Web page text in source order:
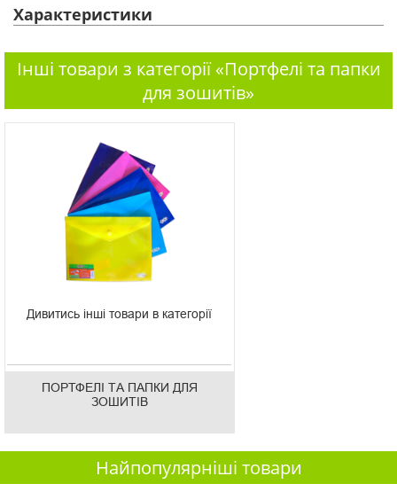
Характеристики
Інші товари з категорії «Портфелі та папки
для зошитів»
Дивитись інші товари в категорії
ПОРТФЕЛІ ТА ПАПКИ ДЛЯ
ЗОШИТІВ
Найпопулярніші товари